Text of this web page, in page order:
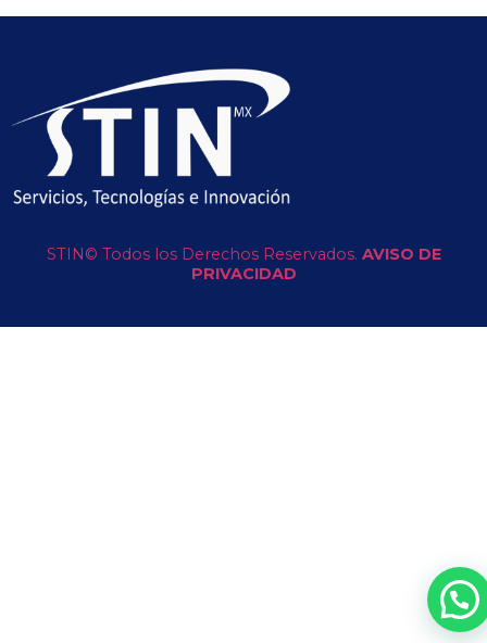
STIN© Todos los Derechos Reservados. AVISO DE
PRIVACIDAD